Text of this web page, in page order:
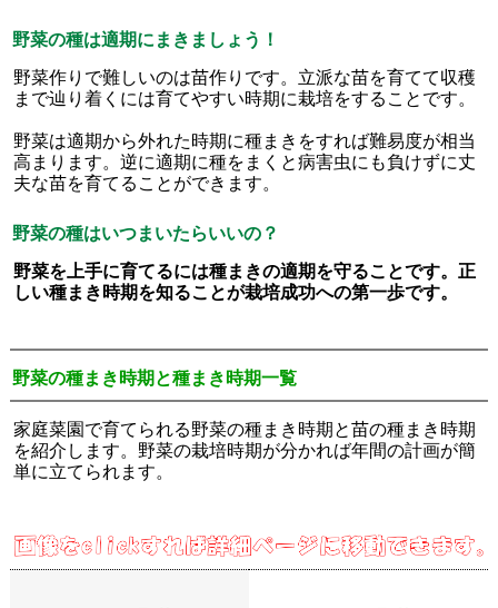
野菜の種は適期にまきましょう！
野菜作りで難しいのは苗作りです。立派な苗を育てて収穫
まで辿り着くには育てやすい時期に栽培をすることです。
野菜は適期から外れた時期に種まきをすれば難易度が相当
高まります。逆に適期に種をまくと病害虫にも負けずに丈
夫な苗を育てることができます。
野菜の種はいつまいたらいいの？
野菜を上手に育てるには種まきの適期を守ることです。正
しい種まき時期を知ることが栽培成功への第一歩です。
野菜の種まき時期と種まき時期一覧
家庭菜園で育てられる野菜の種まき時期と苗の種まき時期
を紹介します。野菜の栽培時期が分かれば年間の計画が簡
単に立てられます。